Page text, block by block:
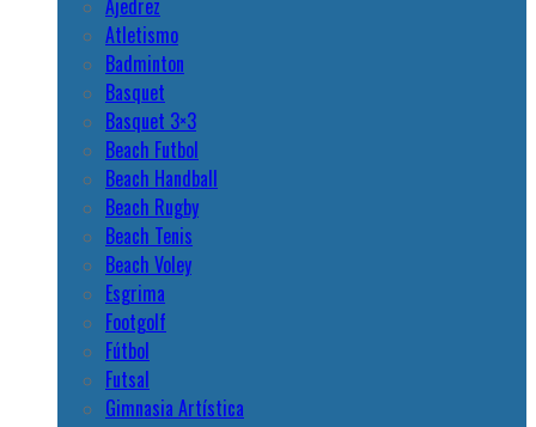
Ajedrez
Atletismo
Badminton
Basquet
Basquet 3×3
Beach Futbol
Beach Handball
Beach Rugby
Beach Tenis
Beach Voley
Esgrima
Footgolf
Fútbol
Futsal
Gimnasia Artística